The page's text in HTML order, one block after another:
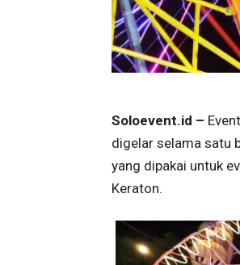
Soloevent.id –
digelar selama satu
yang dipakai untuk
Keraton.